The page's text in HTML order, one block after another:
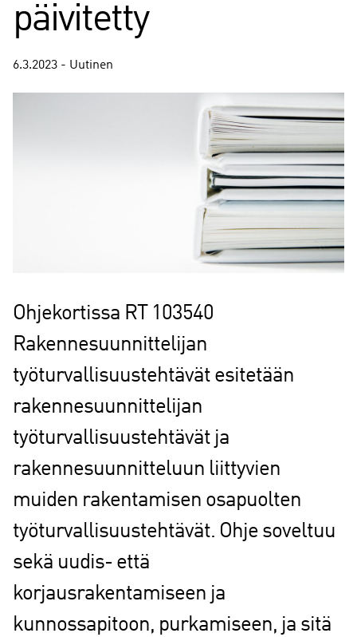
päivitetty
6.3.2023 - Uutinen
Ohjekortissa RT 103540
Rakennesuunnittelijan
työturvallisuustehtävät esitetään
rakennesuunnittelijan
työturvallisuustehtävät ja
rakennesuunnitteluun liittyvien
muiden rakentamisen osapuolten
työturvallisuustehtävät. Ohje soveltuu
sekä uudis- että
korjausrakentamiseen ja
kunnossapitoon, purkamiseen, ja sitä